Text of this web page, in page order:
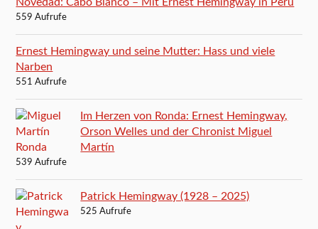
559 Aufrufe
Ernest Hemingway und seine Mutter: Hass und viele
Narben
551 Aufrufe
Im Herzen von Ronda: Ernest Hemingway,
Orson Welles und der Chronist Miguel
Martín
539 Aufrufe
Patrick Hemingway (1928 – 2025)
525 Aufrufe